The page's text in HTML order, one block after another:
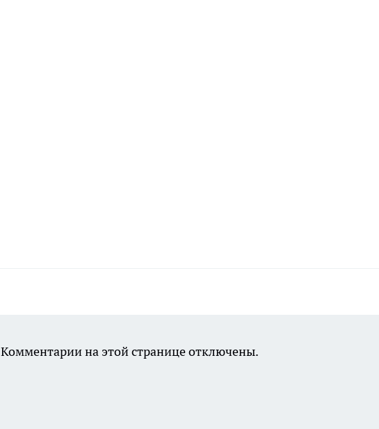
Комментарии на этой странице отключены.